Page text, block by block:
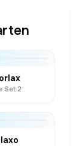
Set 2